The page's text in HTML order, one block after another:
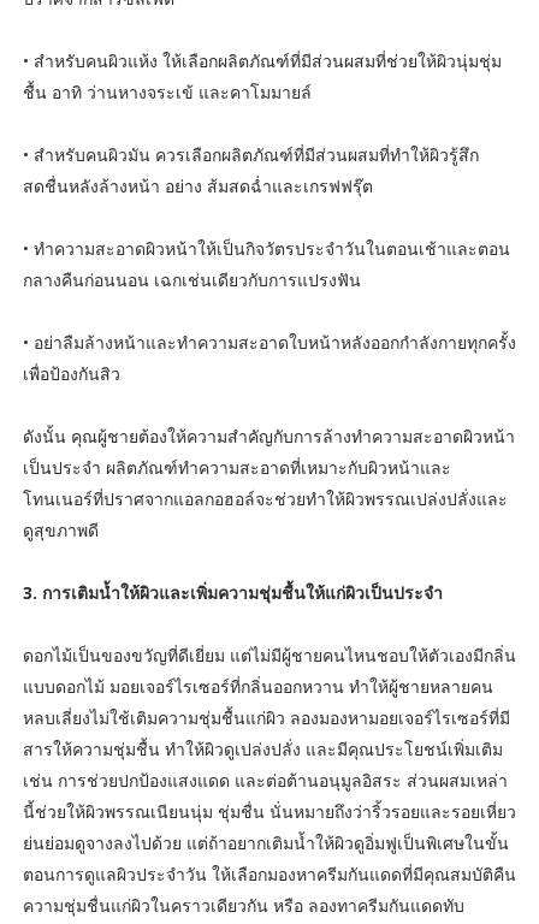
• สำหรับคนผิวแห้ง ให้เลือกผลิตภัณฑ์ที่มีส่วนผสมที่ช่วยให้ผิวนุ่มชุ่ม
ชื้น อาทิ ว่านหางจระเข้ และคาโมมายล์
• สำหรับคนผิวมัน ควรเลือกผลิตภัณฑ์ที่มีส่วนผสมที่ทำให้ผิวรู้สึก
สดชื่นหลังล้างหน้า อย่าง ส้มสดฉ่ำและเกรฟฟรุ๊ต
• ทำความสะอาดผิวหน้าให้เป็นกิจวัตรประจำวันในตอนเช้าและตอน
กลางคืนก่อนนอน เฉกเช่นเดียวกับการแปรงฟัน
• อย่าลืมล้างหน้าและทำความสะอาดใบหน้าหลังออกกำลังกายทุกครั้ง
เพื่อป้องกันสิว
ดังนั้น คุณผู้ชายต้องให้ความสำคัญกับการล้างทำความสะอาดผิวหน้า
เป็นประจำ ผลิตภัณฑ์ทำความสะอาดที่เหมาะกับผิวหน้าและ
โทนเนอร์ที่ปราศจากแอลกอฮอล์จะช่วยทำให้ผิวพรรณเปล่งปลั่งและ
ดูสุขภาพดี
3. การเติมน้ำให้ผิวและเพิ่มความชุ่มชื้นให้แก่ผิวเป็นประจำ
ดอกไม้เป็นของขวัญที่ดีเยี่ยม แต่ไม่มีผู้ชายคนไหนชอบให้ตัวเองมีกลิ่น
แบบดอกไม้ มอยเจอร์ไรเซอร์ที่กลิ่นออกหวาน ทำให้ผู้ชายหลายคน
หลบเลี่ยงไม่ใช้เติมความชุ่มชื้นแก่ผิว ลองมองหามอยเจอร์ไรเซอร์ที่มี
สารให้ความชุ่มชื้น ทำให้ผิวดูเปล่งปลั่ง และมีคุณประโยชน์เพิ่มเติม
เช่น การช่วยปกป้องแสงแดด และต่อต้านอนุมูลอิสระ ส่วนผสมเหล่า
นี้ช่วยให้ผิวพรรณเนียนนุ่ม ชุ่มชื่น นั่นหมายถึงว่าริ้วรอยและรอยเหี่ยว
ย่นย่อมดูจางลงไปด้วย แต่ถ้าอยากเติมน้ำให้ผิวดูอิ่มฟูเป็นพิเศษในขั้น
ตอนการดูแลผิวประจำวัน ให้เลือกมองหาครีมกันแดดที่มีคุณสมบัติคืน
ความชุ่มชื่นแก่ผิวในคราวเดียวกัน หรือ ลองทาครีมกันแดดทับ